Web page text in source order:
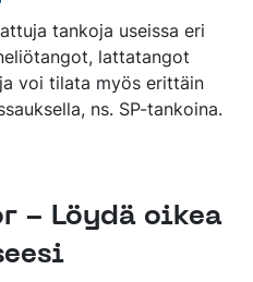
tankoja useissa eri
lattatangot
voi tilata myös erittäin
ns. SP-tankoina.
- Löydä oikea